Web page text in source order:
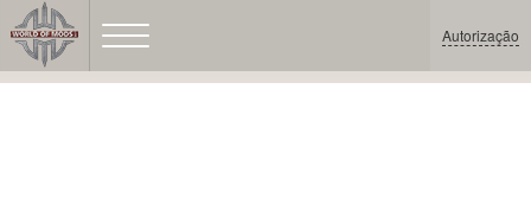
Autorização